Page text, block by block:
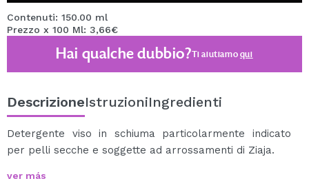
Contenuti: 150.00 ml
Prezzo x 100 Ml: 3,66€
Hai qualche dubbio?Ti aiutiamoqui
DescrizioneIstruzioniIngredienti
Detergente viso in schiuma particolarmente indicato
per pelli secche e soggette ad arrossamenti di Ziaja.
ver más